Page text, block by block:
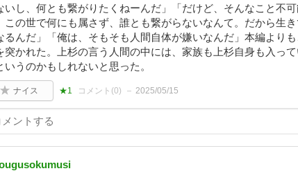
いし、何とも繋がりたくねーんだ」「だけど、そんなこと不
この世で何にも属さず、誰とも繋がらないなんて。だから生
るんだ」「俺は、そもそも人間自体が嫌いなんだ」本編より
突かれた。上杉の言う人間の中には、家族も上杉自身も入っ
いうのかもしれないと思った。
ナイス ★1 コメント(0) 2025/05/15